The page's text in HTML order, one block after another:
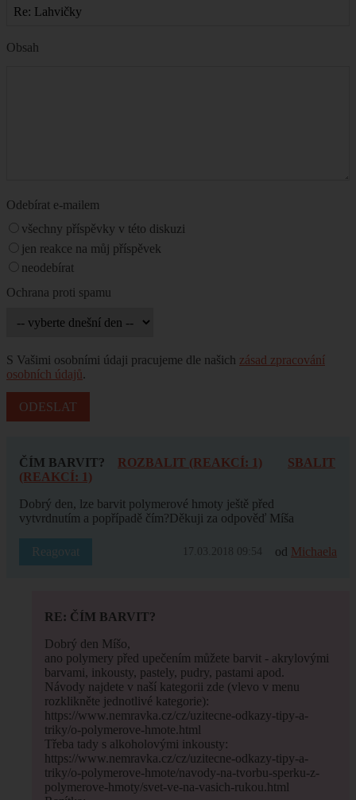
Obsah
Odebírat e-mailem
všechny příspěvky v této diskuzi
jen reakce na můj příspěvek
neodebírat
Ochrana proti spamu
S Vašimi osobními údaji pracujeme dle našich zásad zpracování
osobních údajů.
ČÍM BARVIT? ROZBALIT (REAKCÍ: 1)
SBALIT
(REAKCÍ: 1)
Dobrý den, lze barvit polymerové hmoty ještě před
vytvrdnutím a popřípadě čím?Děkuji za odpověď Míša
Reagovat 17.03.2018 09:54 od Michaela
RE: ČÍM BARVIT?
Dobrý den Míšo,
ano polymery před upečením můžete barvit - akrylovými
barvami, inkousty, pastely, pudry, pastami apod.
Návody najdete v naší kategorii zde (vlevo v menu
rozklikněte jednotlivé kategorie):
https://www.nemravka.cz/cz/uzitecne-odkazy-tipy-a-
triky/o-polymerove-hmote.html
Třeba tady s alkoholovými inkousty:
https://www.nemravka.cz/cz/uzitecne-odkazy-tipy-a-
triky/o-polymerove-hmote/navody-na-tvorbu-sperku-z-
polymerove-hmoty/svet-ve-na-vasich-rukou.html